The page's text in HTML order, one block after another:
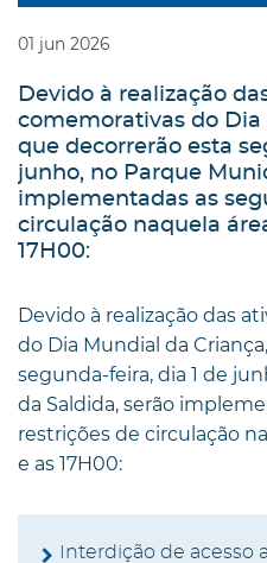
01 jun 2026
Devido à realização
comemorativas do Dia
que decorrerão esta
junho, no Parque
implementadas as
circulação naquela
17H00:
Devido à realização das
do Dia Mundial da
segunda-feira, dia 1 de
da Saldida, serão
restrições de circulação
e as 17H00:
Interdição de acesso